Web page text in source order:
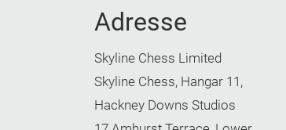
Adresse
Skyline Chess Limited
Skyline Chess, Hangar 11,
Hackney Downs Studios